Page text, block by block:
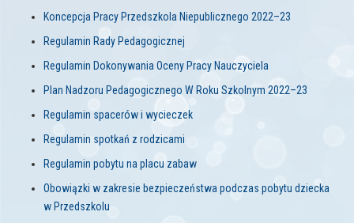
Koncepcja Pracy Przedszkola Niepublicznego 2022–23
Regulamin Rady Pedagogicznej
Regulamin Dokonywania Oceny Pracy Nauczyciela
Plan Nadzoru Pedagogicznego W Roku Szkolnym 2022–23
Regulamin spacerów i wycieczek
Regulamin spotkań z rodzicami
Regulamin pobytu na placu zabaw
Obowiązki w zakresie bezpieczeństwa podczas pobytu dziecka
w Przedszkolu